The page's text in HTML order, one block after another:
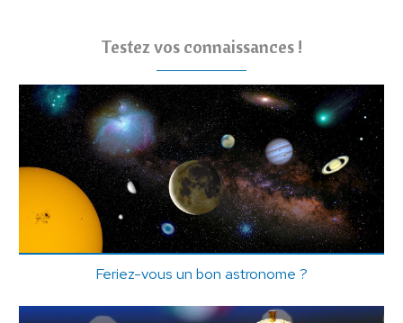
Testez vos connaissances !
Feriez-vous un bon astronome ?